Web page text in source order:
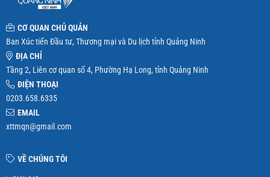
CƠ QUAN CHỦ QUẢN
Ban Xúc tiến Đầu tư, Thương mại và Du lịch tỉnh Quảng Ninh
ĐỊA CHỈ
Tầng 2, Liên cơ quan số 4, Phường Hạ Long, tỉnh Quảng Ninh
ĐIỆN THOẠI
0203.658.6335
EMAIL
xttmqn@gmail.com
VỀ CHÚNG TÔI